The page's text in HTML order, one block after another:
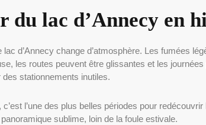
du lac d’Annecy en
lac d’Annecy change d’atmosphère. Les fumées
les routes peuvent être glissantes et les
des stationnements inutiles.
c’est l’une des plus belles périodes pour redécouvrir
sublime, loin de la foule estivale.